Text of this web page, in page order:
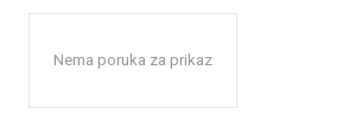
Nema poruka za prikaz